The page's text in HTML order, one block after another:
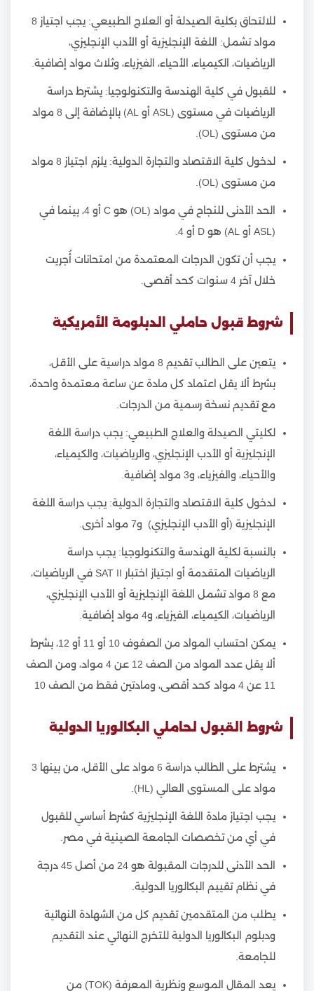
للالتحاق بكلية الصيدلة أو العلاج الطبيعي: يجب اجتياز 8
مواد تشمل: اللغة الإنجليزية أو الأدب الإنجليزي،
الرياضيات، الكيمياء، الأحياء، الفيزياء، وثلاث مواد إضافية.
للقبول في كلية الهندسة والتكنولوجيا: يشترط دراسة
الرياضيات في مستوى (ASL أو AL) بالإضافة إلى 8 مواد
من مستوى (OL).
لدخول كلية الاقتصاد والتجارة الدولية: يلزم اجتياز 8 مواد
من مستوى (OL).
الحد الأدنى للنجاح في مواد (OL) هو C أو 4، بينما في
(ASL أو AL) هو D أو 4.
يجب أن تكون الدرجات المعتمدة من امتحانات أُجريت
خلال آخر 4 سنوات كحد أقصى.
شروط قبول حاملي الدبلومة الأمريكية
يتعين على الطالب تقديم 8 مواد دراسية على الأقل،
بشرط ألا يقل اعتماد كل مادة عن ساعة معتمدة واحدة،
مع تقديم نسخة رسمية من الدرجات.
لكليتي الصيدلة والعلاج الطبيعي: يجب دراسة اللغة
الإنجليزية أو الأدب الإنجليزي، والرياضيات، والكيمياء،
والأحياء، والفيزياء، و3 مواد إضافية.
لدخول كلية الاقتصاد والتجارة الدولية: يجب دراسة اللغة
الإنجليزية (أو الأدب الإنجليزي) و7 مواد أخرى.
بالنسبة لكلية الهندسة والتكنولوجيا: يجب دراسة
الرياضيات المتقدمة أو اجتياز اختبار SAT II في الرياضيات،
مع 8 مواد تشمل اللغة الإنجليزية أو الأدب الإنجليزي،
الرياضيات، الكيمياء، الفيزياء، و4 مواد إضافية.
يمكن احتساب المواد من الصفوف 10 أو 11 أو 12، بشرط
ألا يقل عدد المواد من الصف 12 عن 4 مواد، ومن الصف
11 عن 4 مواد كحد أقصى، ومادتين فقط من الصف 10
شروط القبول لحاملي البكالوريا الدولية
يشترط على الطالب دراسة 6 مواد على الأقل، من بينها 3
مواد على المستوى العالي (HL).
يجب اجتياز مادة اللغة الإنجليزية كشرط أساسي للقبول
في أي من تخصصات الجامعة الصينية في مصر.
الحد الأدنى للدرجات المقبولة هو 24 من أصل 45 درجة
في نظام تقييم البكالوريا الدولية.
يطلب من المتقدمين تقديم كل من الشهادة النهائية
ودبلوم البكالوريا الدولية للتخرج النهائي عند التقديم
للجامعة.
يعد المقال الموسع ونظرية المعرفة (TOK) من